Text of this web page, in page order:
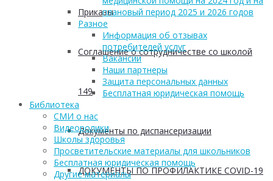
Приказы
Соглашение о сотрудничестве со школой
149
Документы по диспансеризации
ДОКУМЕНТЫ ПО ПРОФИЛАКТИКЕ COVID-19
плановый период 2025 и 2026 годов
Разное
Информация об отзывах
потребителей услуг
Вакансии
Наши партнеры
Защита персональных данных
Бесплатная юридическая помощь
Библиотека
СМИ о нас
Видеоролики
Школы здоровья
Просветительские материалы для школьников
Бесплатная юридическая помощь
Другие материалы